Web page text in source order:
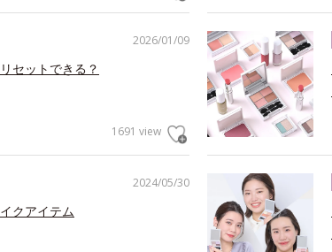
2026/01/09
セットできる？
1691 view
2024/05/30
クアイテム